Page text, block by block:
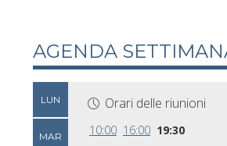
AGENDA
LUN
MAR
Orari delle riunioni
10:00 16:00 19:30